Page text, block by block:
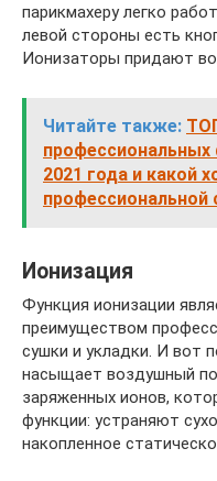
парикмахеру легко
левой стороны есть
Ионизаторы придают
Читайте также:
профессиональных
2021 года и какой
профессиональной
Ионизация
Функция ионизации
преимуществом
сушки и укладки. И вот
насыщает воздушный
заряженных ионов,
функции: устраняют
накопленное